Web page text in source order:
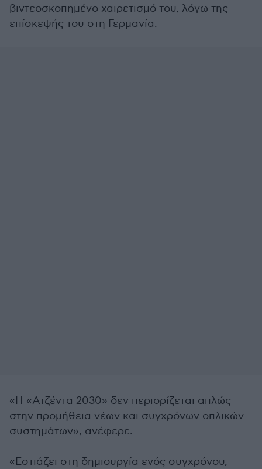
βιντεοσκοπημένο χαιρετισμό του, λόγω της
επίσκεψής του στη Γερμανία.
«Η «Ατζέντα 2030» δεν περιορίζεται απλώς
στην προμήθεια νέων και συγχρόνων οπλικών
συστημάτων», ανέφερε.
«Εστιάζει στη δημιουργία ενός συγχρόνου,